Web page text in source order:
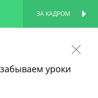
ЗА КАДРОМ
уроки
ПЕРСОНАЛЬНАЯ